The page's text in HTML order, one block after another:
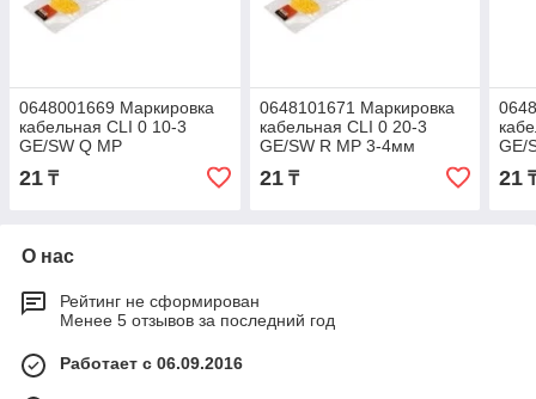
0648001669 Маркировка
кабельная CLI 0 10-3
GE/SW Q MP
21 ₸
0648101671 Маркировка
кабельная CLI 0 20-3
GE/SW R MP 3-4мм
21₸
GE/
21
О нас
Рейтинг не сформирован
Менее 5 отзывов за последний год
Работает с 06.09.2016